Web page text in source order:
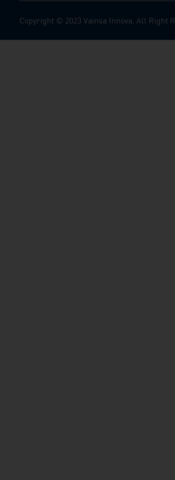
Copyright © 2023 Vainsa Innova. All Right